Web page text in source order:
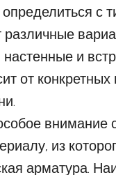
с
настенные и
от конкретных
внимание
из
арматура.